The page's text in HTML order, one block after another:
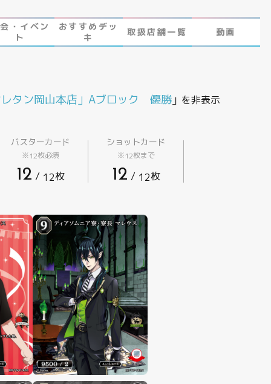
・イベン
ト
おすすめデッ
キ
取扱店舗一覧 動画
タン岡山本店」Aブロック 優勝 」を非表示
バスターカード
※12枚必須
12 / 12枚
ショットカード
※12枚まで
12 / 12枚